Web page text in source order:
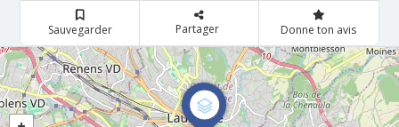
Sauvegarder Partager Donne ton avis